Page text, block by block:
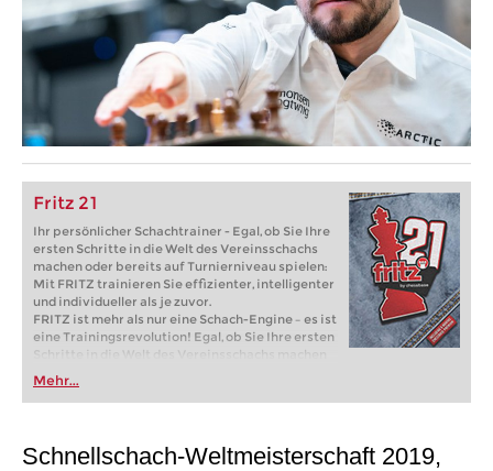
Fritz 21
Ihr persönlicher Schachtrainer - Egal, ob Sie Ihre
ersten Schritte in die Welt des Vereinsschachs
machen oder bereits auf Turnierniveau spielen:
Mit FRITZ trainieren Sie effizienter, intelligenter
und individueller als je zuvor.
FRITZ ist mehr als nur eine Schach-Engine – es ist
eine Trainingsrevolution! Egal, ob Sie Ihre ersten
Schritte in die Welt des Vereinsschachs machen
oder bereits auf Turnierniveau spielen: Mit
FRITZ trainieren Sie effizienter, intelligenter und
individueller als je zuvor.
Mehr...
Schnellschach-Weltmeisterschaft 2019,